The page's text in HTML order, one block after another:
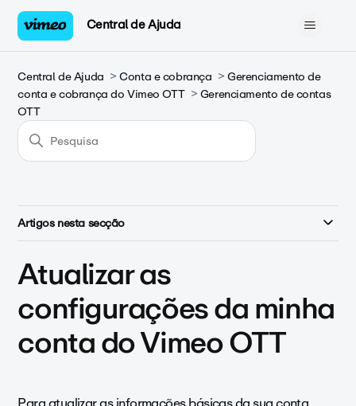
Central de Ajuda
Central de Ajuda Conta e cobrança
Gerenciamento de
conta e cobrança do Vimeo OTT
Gerenciamento de contas
OTT
Artigos nesta secção
Atualizar as
configurações da minha
conta do Vimeo OTT